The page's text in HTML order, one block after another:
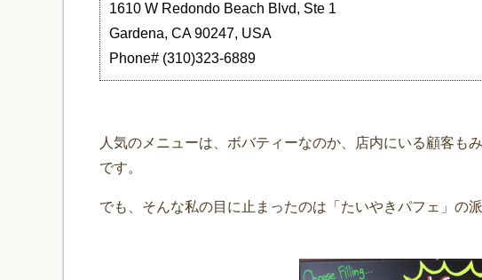
1610 W Redondo Beach Blvd, Ste 1
Gardena, CA 90247, USA
Phone# (310)323-6889
人気のメニューは、ボバティーなのか、店内にいる顧客も
です。
でも、そんな私の目に止まったのは「たいやきパフェ」の派